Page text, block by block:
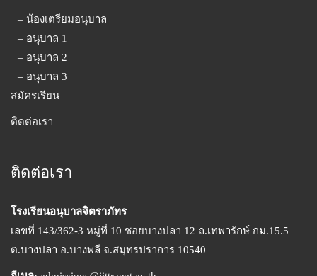
– น้องเตรียมอนุบาล
– อนุบาล 1
– อนุบาล 2
– อนุบาล 3
สมัครเรียน
ติดต่อเรา
ติดต่อเรา
โรงเรียนอนุบาลจิตราภัทร
เลขที่ 143/362-3 หมู่ที่ 10 ซอยบางปลา 12 ถ.เทพารักษ์ กม.15.5
ต.บางปลา อ.บางพลี จ.สมุทรปราการ 10540